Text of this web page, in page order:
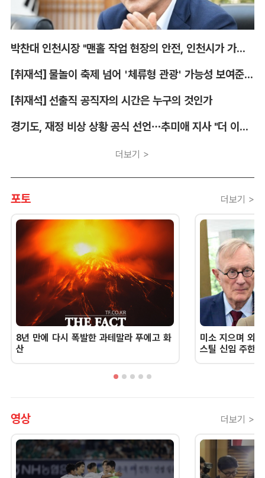
박찬대 인천시장 "맨홀 작업 현장의 안전, 인천시가 가장 앞장서겠다"
[취재석] 물놀이 축제 넘어 '체류형 관광' 가능성 보여준 안동 水페스타
[취재석] 선출직 공직자의 시간은 누구의 것인가
경기도, 재정 비상 상황 공식 선언…추미애 지사 "더 이상 끌어다 쓸 재원 없어"
더보기 >
포토 더보기 >
8년 만에 다시 폭발한 과테말라 푸에고 화
산
미소 지으며 외
스틸 신임 주한
영상 더보기 >